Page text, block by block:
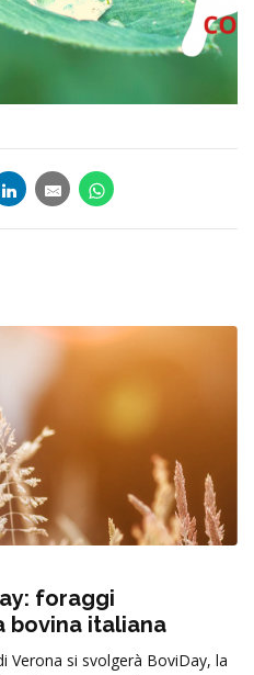
foraggi
bovina italiana
Verona si svolgerà BoviDay, la